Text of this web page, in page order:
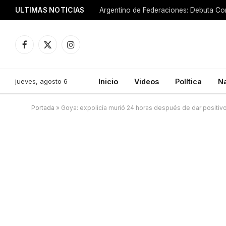
ULTIMAS NOTICIAS Argentino de Federaciones: Debuta
Facebook
X
Instagram
jueves, agosto 6 Inicio Videos Política
Portada » Goya: expolicía murió 24 horas después de dar